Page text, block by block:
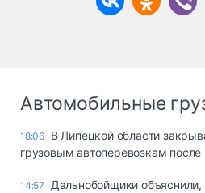
Автомобильные
18:06 В Липецкой области
грузовым автоперевозкам после
14:57 Дальнобойщики объяснили,